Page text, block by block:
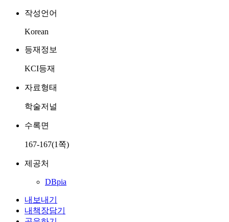
작성언어
Korean
등재정보
KCI등재
자료형태
학술저널
수록면
167-167(1쪽)
제공처
DBpia
내보내기
내책장담기